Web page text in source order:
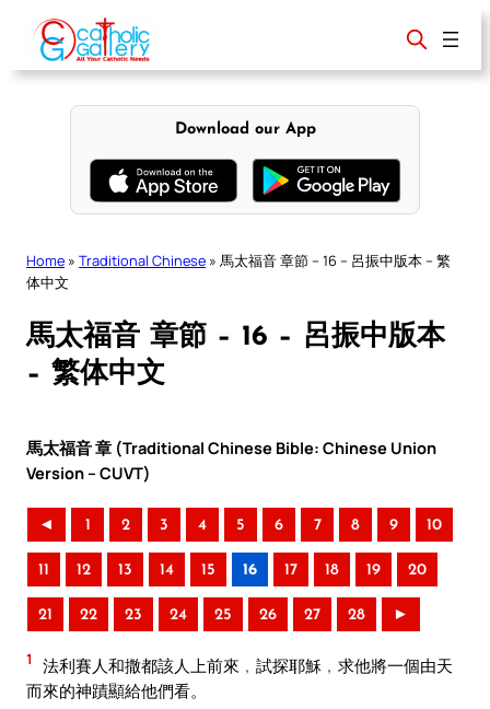
content
Download our App
Home » Traditional Chinese » 馬太福音 章節 – 16 – 呂振中版本 – 繁
体中文
馬太福音 章節 – 16 – 呂振中版本
– 繁体中文
馬太福音 章 (Traditional Chinese Bible: Chinese Union
Version – CUVT)
◄ 1 2 3 4 5 6 7 8 9 10
11 12 13 14 15 16 17 18 19 20
21 22 23 24 25 26 27 28 ►
1
法利賽人和撒都該人上前來﹐試探耶穌﹐求他將一個由天
而來的神蹟顯給他們看。